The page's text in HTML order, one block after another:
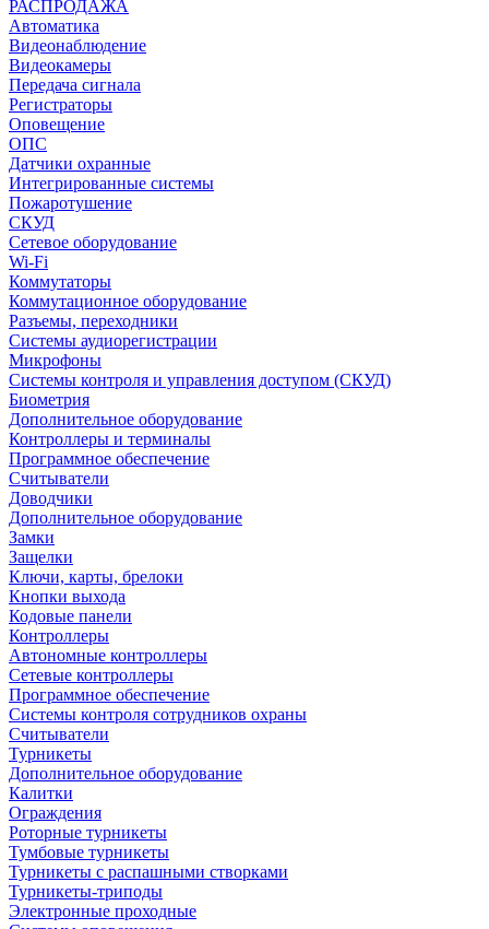
РАСПРОДАЖА
Автоматика
Видеонаблюдение
Видеокамеры
Передача сигнала
Регистраторы
Оповещение
ОПС
Датчики охранные
Интегрированные системы
Пожаротушение
СКУД
Сетевое оборудование
Wi-Fi
Коммутаторы
Коммутационное оборудование
Разъемы, переходники
Системы аудиорегистрации
Микрофоны
Системы контроля и управления доступом (СКУД)
Биометрия
Дополнительное оборудование
Контроллеры и терминалы
Программное обеспечение
Считыватели
Доводчики
Дополнительное оборудование
Замки
Защелки
Ключи, карты, брелоки
Кнопки выхода
Кодовые панели
Контроллеры
Автономные контроллеры
Сетевые контроллеры
Программное обеспечение
Системы контроля сотрудников охраны
Считыватели
Турникеты
Дополнительное оборудование
Калитки
Ограждения
Роторные турникеты
Тумбовые турникеты
Турникеты с распашными створками
Турникеты-триподы
Электронные проходные